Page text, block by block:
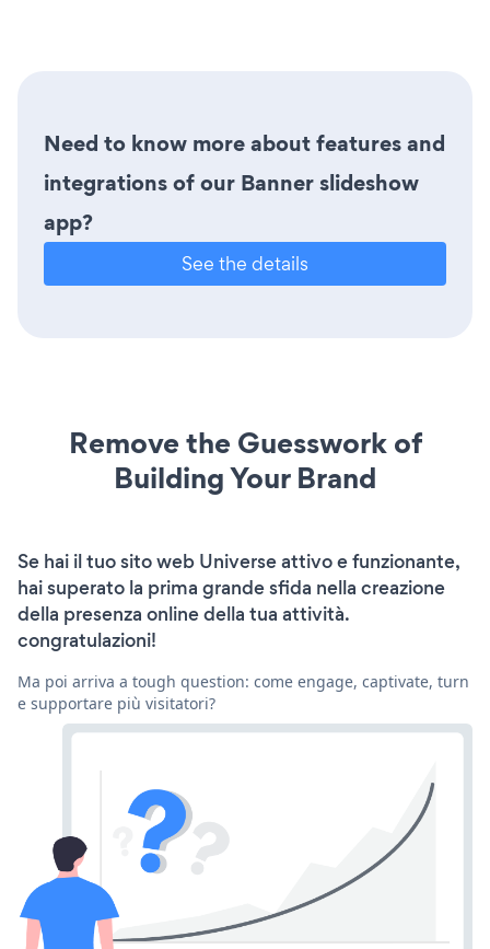
Need to know more about features and
integrations of our Banner slideshow
app?
See the details
Remove the Guesswork of
Building Your Brand
Se hai il tuo sito web Universe attivo e funzionante,
hai superato la prima grande sfida nella creazione
della presenza online della tua attività.
congratulazioni!
Ma poi arriva a tough question: come engage, captivate, turn
e supportare più visitatori?